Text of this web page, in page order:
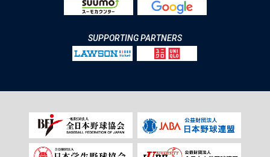
SUPPORTING PARTNERS